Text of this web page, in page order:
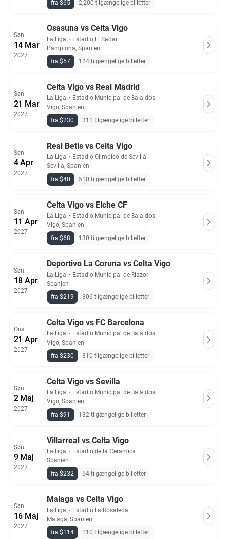
fra $65 2,200 tilgængelige billetter
Søn
14 Mar
2027
Osasuna vs Celta Vigo
La Liga ・ Estadio El Sadar
Pamplona, Spanien
fra $57
124 tilgængelige billetter
Søn
21 Mar
2027
Celta Vigo vs Real Madrid
La Liga ・ Estadio Municipal de Balaidos
Vigo, Spanien
fra $230
311 tilgængelige billetter
Søn
4 Apr
2027
Real Betis vs Celta Vigo
La Liga ・ Estadio Olímpico de Sevilla
Sevilla, Spanien
fra $40
510 tilgængelige billetter
Søn
11 Apr
2027
Celta Vigo vs Elche CF
La Liga ・ Estadio Municipal de Balaidos
Vigo, Spanien
fra $68
130 tilgængelige billetter
Søn
18 Apr
2027
Deportivo La Coruna vs Celta Vigo
La Liga ・ Estadio Municipal de Riazor
Spanien
fra $219
306 tilgængelige billetter
Ons
21 Apr
2027
Celta Vigo vs FC Barcelona
La Liga ・ Estadio Municipal de Balaidos
Vigo, Spanien
fra $230
310 tilgængelige billetter
Søn
2 Maj
2027
Celta Vigo vs Sevilla
La Liga ・ Estadio Municipal de Balaidos
Vigo, Spanien
fra $91
132 tilgængelige billetter
Søn
9 Maj
2027
Villarreal vs Celta Vigo
La Liga ・ Estadio de la Ceramica
Spanien
fra $232
54 tilgængelige billetter
Søn
16 Maj
2027
Malaga vs Celta Vigo
La Liga ・ Estadio La Rosaleda
Malaga, Spanien
fra $114
110 tilgængelige billetter